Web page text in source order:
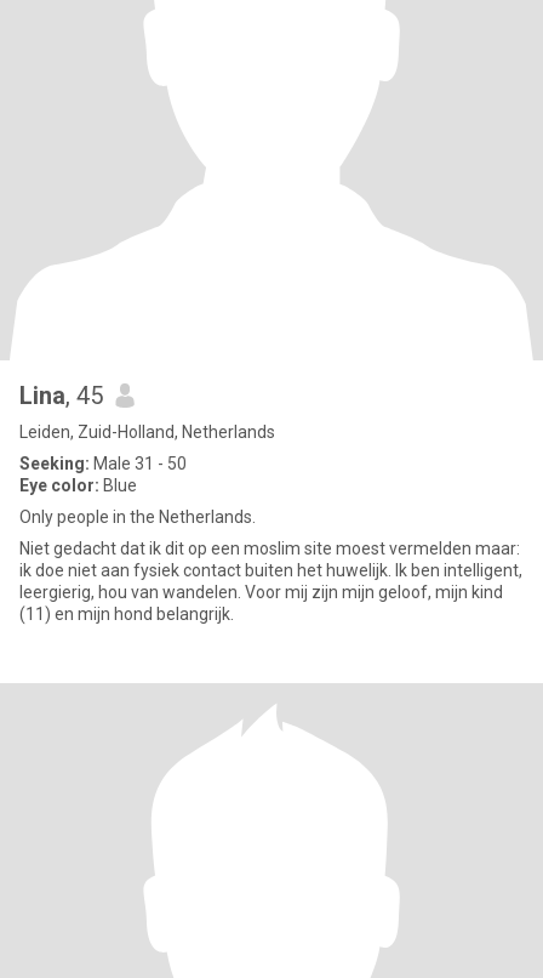
Lina, 45
Leiden, Zuid-Holland, Netherlands
Seeking: Male 31 - 50
Eye color: Blue
Only people in the Netherlands.
Niet gedacht dat ik dit op een moslim site moest vermelden maar:
ik doe niet aan fysiek contact buiten het huwelijk. Ik ben intelligent,
leergierig, hou van wandelen. Voor mij zijn mijn geloof, mijn kind
(11) en mijn hond belangrijk.